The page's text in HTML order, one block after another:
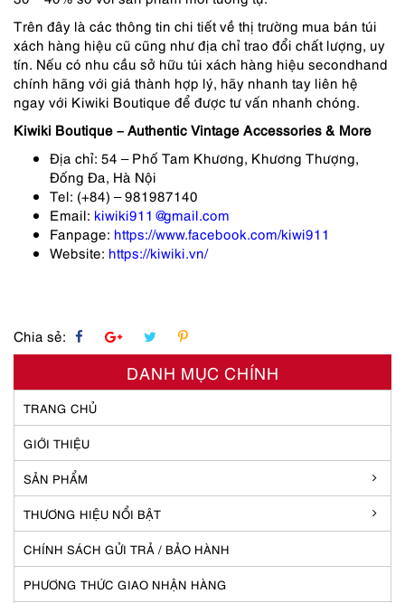
Trên đây là các thông tin chi tiết về thị trường mua bán túi
xách hàng hiệu cũ cũng như địa chỉ trao đổi chất lượng, uy
tín. Nếu có nhu cầu sở hữu túi xách hàng hiệu secondhand
chính hãng với giá thành hợp lý, hãy nhanh tay liên hệ
ngay với Kiwiki Boutique để được tư vấn nhanh chóng.
Kiwiki Boutique – Authentic Vintage Accessories & More
Địa chỉ: 54 – Phố Tam Khương, Khương Thượng,
Đống Đa, Hà Nội
Tel: (+84) – 981987140
Email: kiwiki911@gmail.com
Fanpage: https://www.facebook.com/kiwi911
Website: https://kiwiki.vn/
Chia sẻ:
DANH MỤC CHÍNH
TRANG CHỦ
GIỚI THIỆU
SẢN PHẨM
THƯƠNG HIỆU NỔI BẬT
CHÍNH SÁCH GỬI TRẢ / BẢO HÀNH
PHƯƠNG THỨC GIAO NHẬN HÀNG